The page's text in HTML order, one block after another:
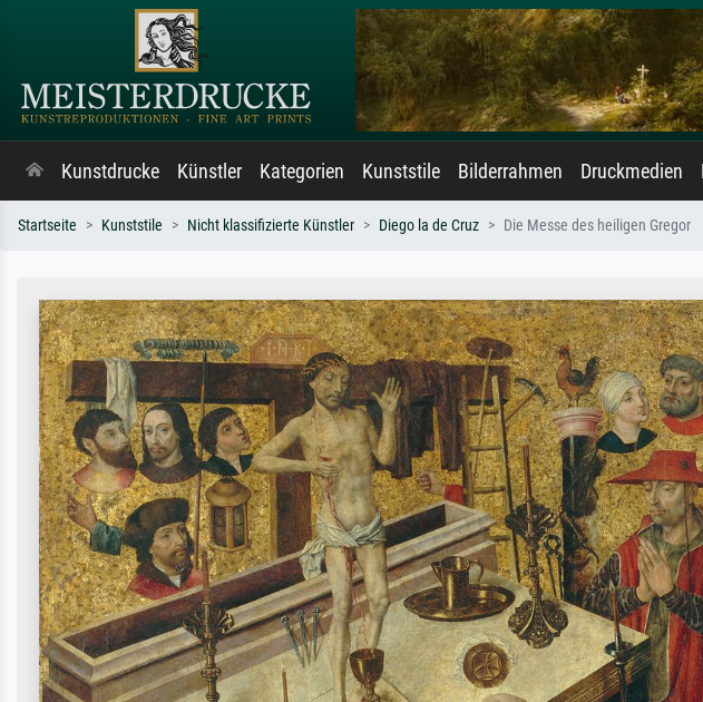
Kunstdrucke Künstler Kategorien Kunststile Bilderrahmen Druckmedien
Startseite Kunststile Nicht klassifizierte Künstler Diego la de Cruz Die Messe des heiligen Gregor